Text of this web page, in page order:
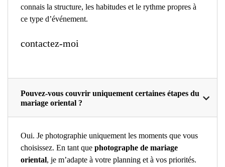
connais la structure, les habitudes et le rythme propres à
ce type d’événement.
contactez-moi
Pouvez-vous couvrir uniquement certaines étapes du
mariage oriental ?
Oui. Je photographie uniquement les moments que vous
choisissez. En tant que photographe de mariage
oriental, je m’adapte à votre planning et à vos priorités.